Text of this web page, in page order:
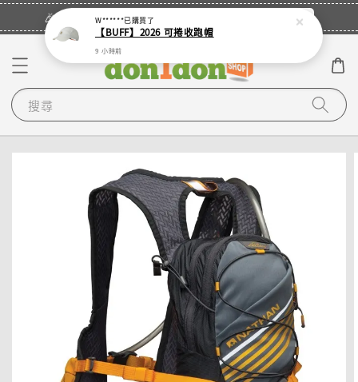
🎉登入會員・領取您的專屬折扣券！ 立即登入
搜尋
W******已購買了
【BUFF】2026 可捲收跑帽
9 小時前